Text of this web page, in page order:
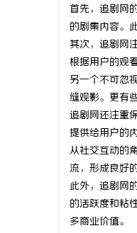
首先，追剧网
的剧集内容。
其次，追剧网
根据用户的观
另一个不可忽
缝观影。更有
追剧网还注重
提供给用户的
从社交互动的
流，形成良好
此外，追剧网
的活跃度和粘
多商业价值。